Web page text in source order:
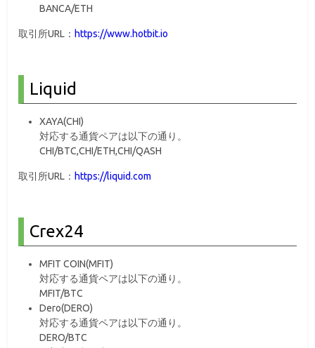
BANCA/ETH
取引所URL： https://www.hotbit.io
Liquid
XAYA(CHI)
対応する通貨ペアは以下の通り。
CHI/BTC,CHI/ETH,CHI/QASH
取引所URL： https://liquid.com
Crex24
MFIT COIN(MFIT)
対応する通貨ペアは以下の通り。
MFIT/BTC
Dero(DERO)
対応する通貨ペアは以下の通り。
DERO/BTC